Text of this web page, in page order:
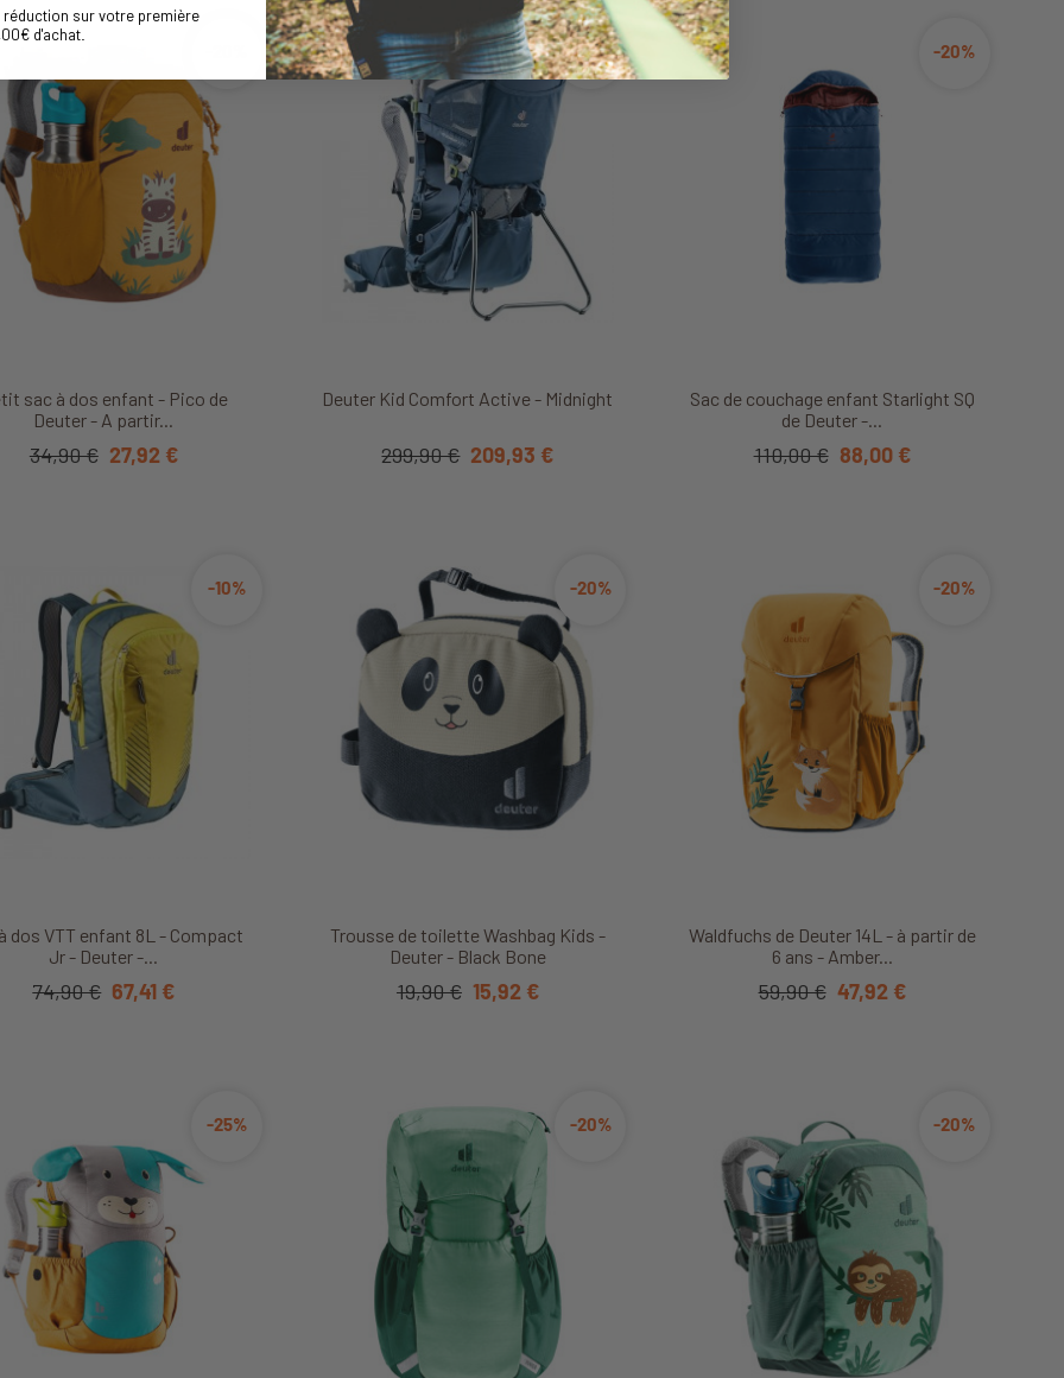
sac à dos enfant - Pico de
Deuter - A partir...
34,90 € 27,92 €
Deuter Kid Comfort Active - Midnight
-30%
299,90 € 209,93 €
Sac de couchage enfant Starlight SQ
de Deuter -...
-20%
110,00 € 88,00 €
dos VTT enfant 8L - Compact
Jr - Deuter -...
-10%
74,90 € 67,41 €
Trousse de toilette Washbag Kids -
Deuter - Black Bone
-20%
19,90 € 15,92 €
Waldfuchs de Deuter 14L - à partir de
6 ans - Amber...
-20%
59,90 € 47,92 €
-25% -20% -20%
sur votre première
d'achat.